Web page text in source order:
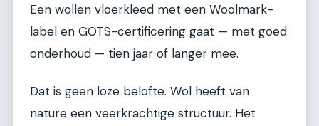
Een wollen vloerkleed met een Woolmark-
label en GOTS-certificering gaat — met goed
onderhoud — tien jaar of langer mee.
Dat is geen loze belofte. Wol heeft van
nature een veerkrachtige structuur. Het